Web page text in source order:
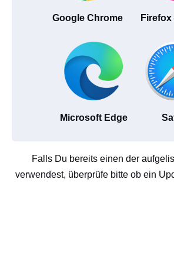
Google Chrome
Microsoft Edge
Falls Du bereits einen der
verwendest, überprüfe bitte ob ein